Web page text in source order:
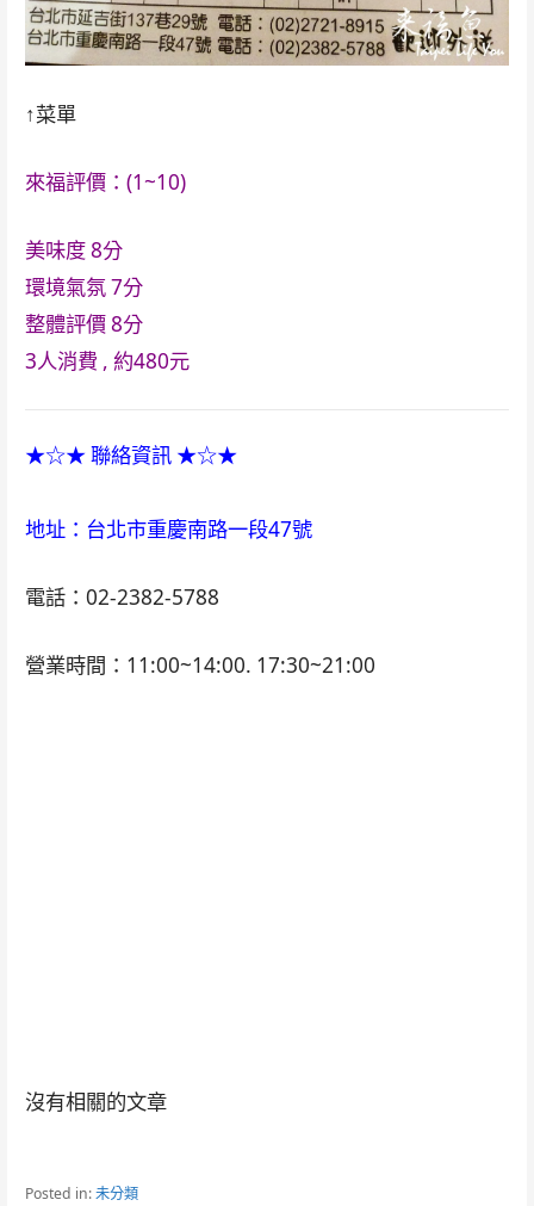
↑菜單
來福評價：(1~10)
美味度8分
環境氣氛7分
整體評價8分
3人消費 , 約480元
★☆★ 聯絡資訊 ★☆★
地址：台北市重慶南路一段47號
電話：02-2382-5788
營業時間：11:00~14:00. 17:30~21:00
沒有相關的文章
Posted in:未分類